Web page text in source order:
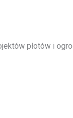
płotów i